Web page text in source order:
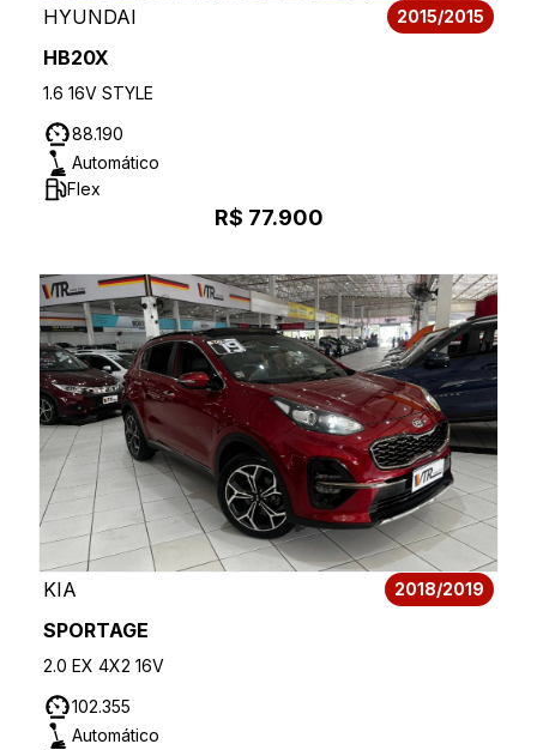
HYUNDAI 2015/2015
HB20X
1.6 16V STYLE
88.190
Automático
Flex
R$ 77.900
KIA 2018/2019
SPORTAGE
2.0 EX 4X2 16V
102.355
Automático